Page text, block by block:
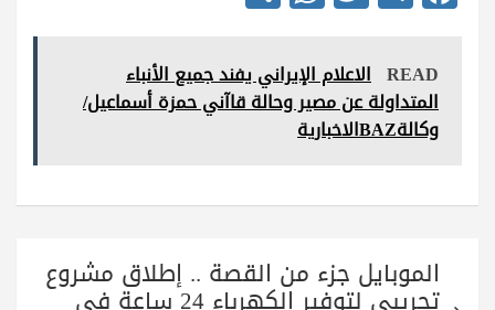
ce
bo
ok
le
gr
a
m
wi
tte
r
ha
ts
A
pp
re READ الاعلام الإيراني يفند جميع الأنباء
المتداولة عن مصير وحالة قاآني حمزة أسماعيل/
وكالةBAZالاخبارية
تصفّح
المقالات
الموبايل جزء من القصة .. إطلاق مشروع